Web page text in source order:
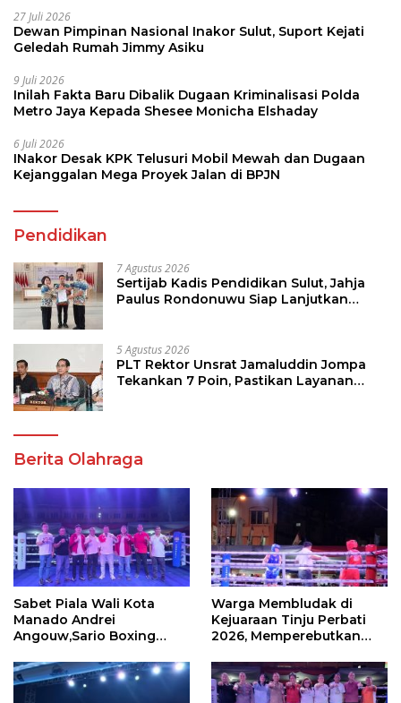
27 Juli 2026
Dewan Pimpinan Nasional Inakor Sulut, Suport Kejati
Geledah Rumah Jimmy Asiku
9 Juli 2026
Inilah Fakta Baru Dibalik Dugaan Kriminalisasi Polda
Metro Jaya Kepada Shesee Monicha Elshaday
6 Juli 2026
INakor Desak KPK Telusuri Mobil Mewah dan Dugaan
Kejanggalan Mega Proyek Jalan di BPJN
Pendidikan
7 Agustus 2026
Sertijab Kadis Pendidikan Sulut, Jahja
Paulus Rondonuwu Siap Lanjutkan
5 Agustus 2026
PLT Rektor Unsrat Jamaluddin Jompa
Tekankan 7 Poin, Pastikan Layanan
Berita Olahraga
Sabet Piala Wali Kota
Manado Andrei
Angouw,Sario Boxing
Perbati 2026
Warga Membludak di
Kejuaraan Tinju Perbati
2026, Memperebutkan